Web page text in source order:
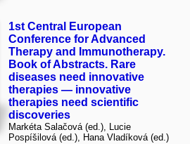
1st Central European
Conference for Advanced
Therapy and Immunotherapy.
Book of Abstracts. Rare
diseases need innovative
therapies — innovative
therapies need scientific
discoveries
Markéta Salačová (ed.), Lucie
Pospíšilová (ed.), Hana Vladíková (ed.)